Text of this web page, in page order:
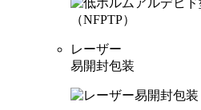
レーザー
易開封包装